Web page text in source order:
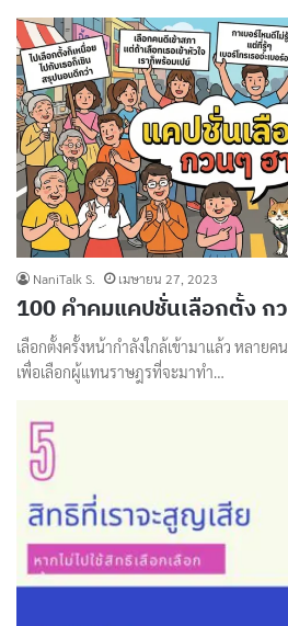
NaniTalk S. เมษายน 27, 2023
100 คำคมแคปชั่นเลือกตั้ง ก
เลือกตั้งครั้งหน้ากำลังใกล้เข้ามาแล้ว หลายค
เพื่อเลือกผู้แทนราษฎรที่จะมาทำ…